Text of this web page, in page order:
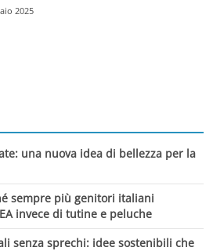
2025
una nuova idea di bellezza per la
sempre più genitori italiani
invece di tutine e peluche
senza sprechi: idee sostenibili che